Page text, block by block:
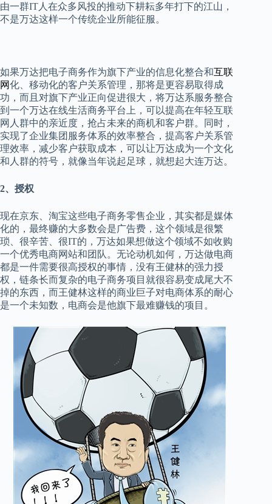
由一群IT人在众多风投的推动下耕耘多年打下的江山，
不是万达这样一个传统企业所能征服。
如果万达把电子商务作为旗下产业的信息化整合和互联
网化、移动化的客户关系管理，那将是更容易取得成
功，而且对旗下产业正向促进很大，将万达系服务整合
到一个万达在线生活商务平台上，可以提高在年轻互联
网人群中的亲近度，抢占未来的商机和客户群。同时，
实现了企业集团服务体系的效率整合，提高客户关系管
理效率，减少客户获取成本，可以让万达成为一个文化
和人群的符号，就像当年说起足球，就想起大连万达。
2、授权
现在京东、淘宝这些电子商务零售企业，其实都是媒体
化的，最终赚的大多数会是广告费，这个领域是很繁
琐、很辛苦、很IT的，万达如果想做这个领域不如收购
一个优秀电商网站和团队。无论动机如何，万达做电商
都是一件需要很高授权的事情，没有王健林的强力授
权，链条长而复杂的电子商务项目就很容易变成尾大不
掉的东西，而王健林这样的商业巨子对电商体系的耐心
是一个未知数，电商会是他旗下最难赚钱的项目。